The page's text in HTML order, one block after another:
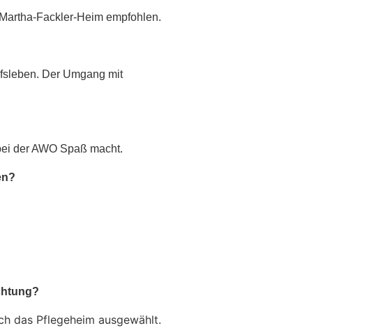
Fackler-Heim empfohlen.
Der Umgang mit
der AWO Spaß macht.
das Pflegeheim ausgewählt.